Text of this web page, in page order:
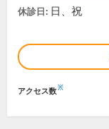
休診日: 日、祝
アクセス数※